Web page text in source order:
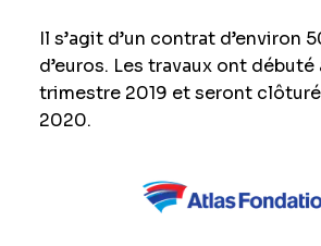
Il s’agit d’un contrat d’environ
d’euros. Les travaux ont débuté
trimestre 2019 et seront
2020.